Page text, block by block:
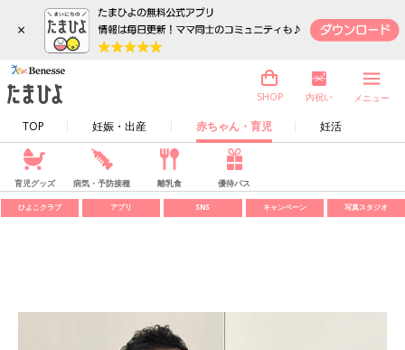
×
TOP 妊娠・出産 赤ちゃん・育児 妊活
SHOP 内祝い メニュー
育児グッズ 病気・予防接種 離乳食 優待パス
ひよこクラブ アプリ SNS キャンペーン 写真スタジオ